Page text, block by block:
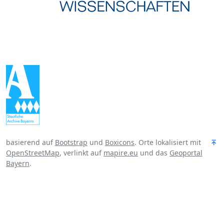
basierend auf Bootstrap und Boxicons. Orte lokalisiert mit
OpenStreetMap, verlinkt auf mapire.eu und das Geoportal
Bayern.